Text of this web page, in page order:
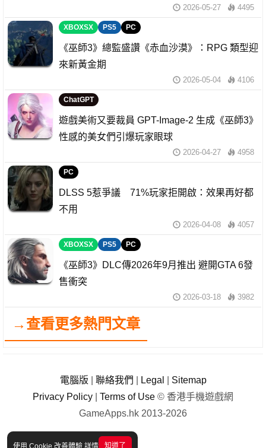
使用 Cookie 改善體驗 詳情 知道了
2026-05-27 4495
XBOXSX PS5 PC
《巫師3》總監盛讚《赤血沙漠》：RPG 類型迎
來新黃金期
2026-05-04 4106
ChatGPT
遊戲美術又要裁員 GPT-Image-2 生成《巫師3》
性感的美女們引爆玩家眼球
2026-04-27 4958
PC
DLSS 5惹爭議 71%玩家拒開啟：效果再好都
不用
2026-04-08 4057
XBOXSX PS5 PC
《巫師3》DLC傳2026年9月推出 避開GTA 6發
售衝突
2026-03-18 3982
→查看更多熱門文章
電腦版 聯絡我們 Legal
Sitemap
Privacy Policy
Terms of Use © 香港手機遊戲網
GameApps.hk 2013-2026